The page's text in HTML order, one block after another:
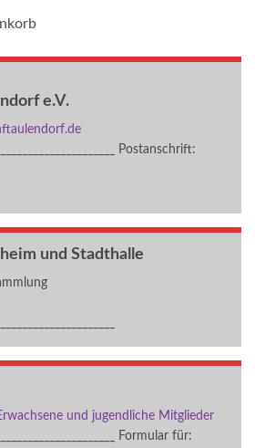
e.V.
Postanschrift:
und Stadthalle
und jugendliche Mitglieder
Formular für: